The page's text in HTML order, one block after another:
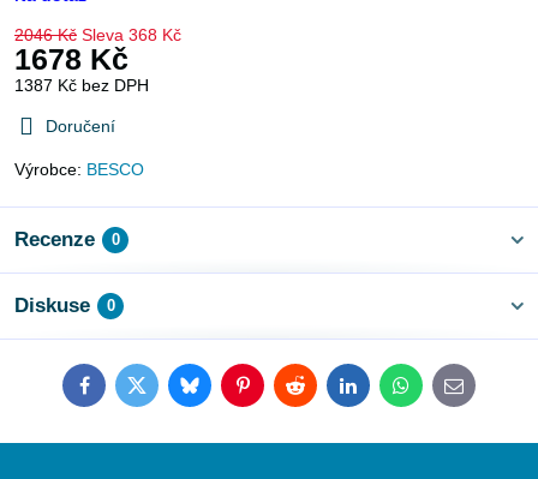
2046 Kč Sleva 368 Kč
1678 Kč
1387 Kč bez DPH
Doručení
Výrobce: BESCO
Recenze 0
Diskuse 0
FacebookTwitterBlueskyPinterestRedditLinkedInWhatsApp
E-
mail